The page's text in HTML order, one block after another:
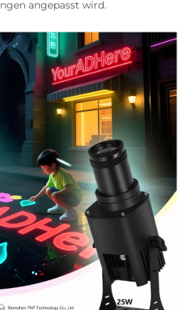
angepasst wird.